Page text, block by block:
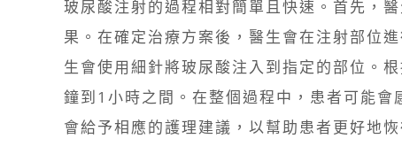
玻尿酸注射的過程相對簡單且快速。首先，
果。在確定治療方案後，醫生會在注射部位
生會使用細針將玻尿酸注入到指定的部位。
鐘到1小時之間。在整個過程中，患者可能
會給予相應的護理建議，以幫助患者更好地恢